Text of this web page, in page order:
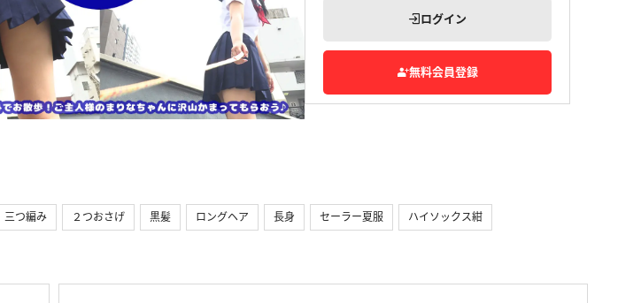
ログイン
無料会員登録
三つ編み ２つおさげ 黒髪 ロングヘア 長身 セーラー夏服 ハイソックス紺